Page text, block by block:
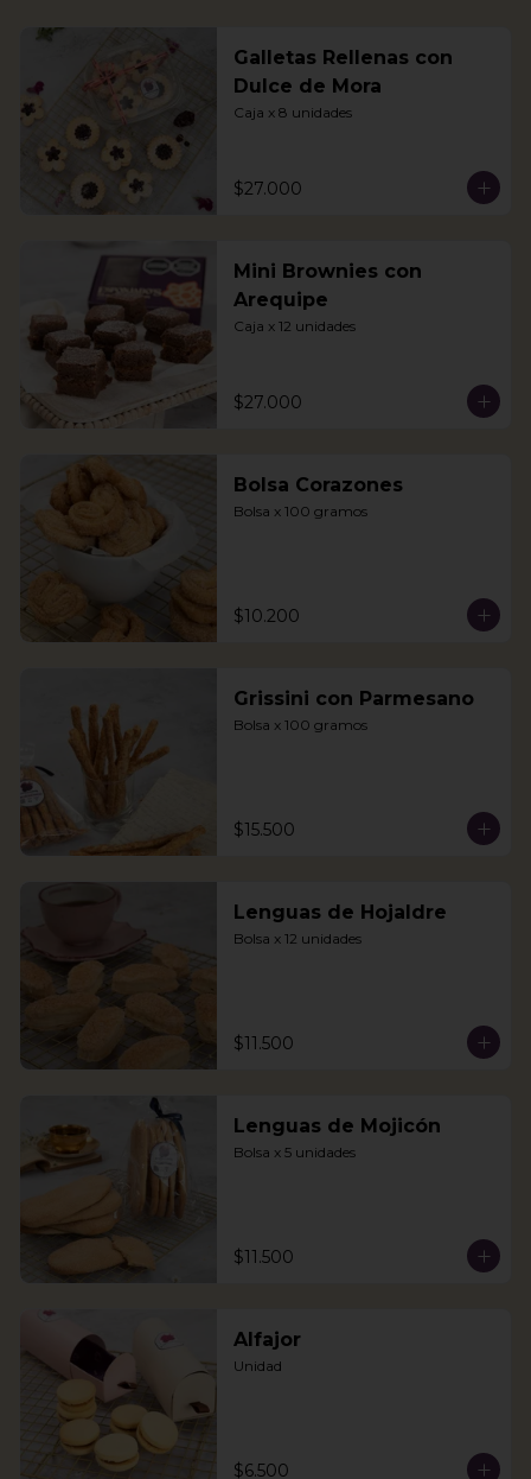
Galletas Rellenas con
Dulce de Mora
Caja x 8 unidades
$27.000
Mini Brownies con
Arequipe
Caja x 12 unidades
$27.000
Bolsa Corazones
Bolsa x 100 gramos
$10.200
Grissini con Parmesano
Bolsa x 100 gramos
$15.500
Lenguas de Hojaldre
Bolsa x 12 unidades
$11.500
Lenguas de Mojicón
Bolsa x 5 unidades
$11.500
Alfajor
Unidad
$6.500